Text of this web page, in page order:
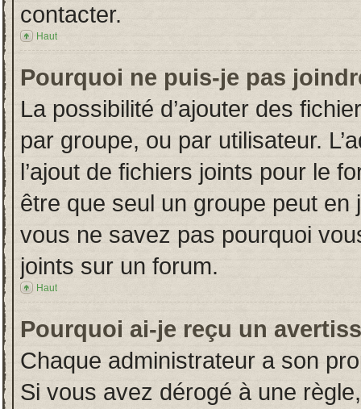
contacter.
Haut
Pourquoi ne puis-je pas
La possibilité d’ajouter des
par groupe, ou par utilisateur.
l’ajout de fichiers joints pour le
être que seul un groupe peut en
vous ne savez pas pourquoi
joints sur un forum.
Haut
Pourquoi ai-je reçu un
Chaque administrateur a son
Si vous avez dérogé à une